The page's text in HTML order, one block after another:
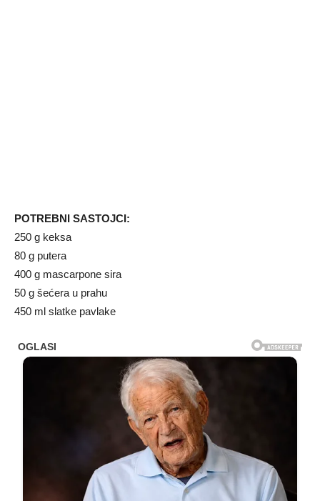
POTREBNI SASTOJCI:
250 g keksa
80 g putera
400 g mascarpone sira
50 g šećera u prahu
450 ml slatke pavlake